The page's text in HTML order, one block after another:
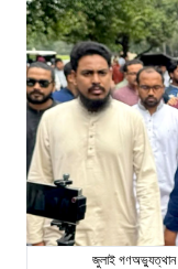
জুলাই গণঅভ্যুত্থান